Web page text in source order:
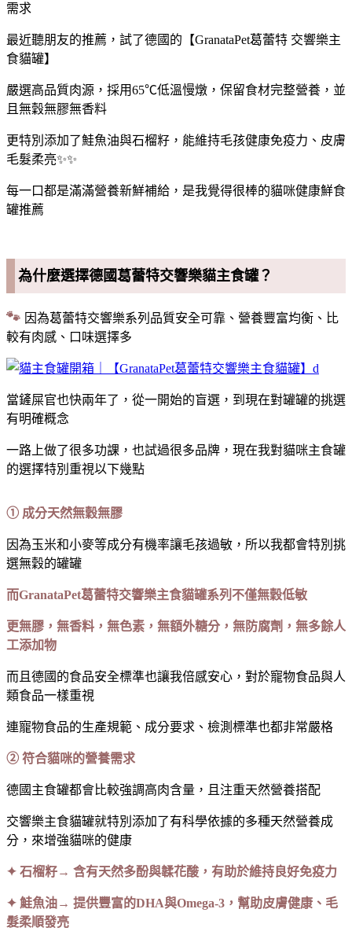
需求
最近聽朋友的推薦，試了德國的【GranataPet葛蕾特 交響樂主
食貓罐】
嚴選高品質肉源，採用65℃低溫慢燉，保留食材完整營養，並
且無穀無膠無香料
更特別添加了鮭魚油與石榴籽，能維持毛孩健康免疫力、皮膚
毛髮柔亮✨✨
每一口都是滿滿營養新鮮補給，是我覺得很棒的貓咪健康鮮食
罐推薦
為什麼選擇德國葛蕾特交響樂貓主食罐？
🐾 因為葛蕾特交響樂系列品質安全可靠、營養豐富均衡、比
較有肉感、口味選擇多
當鏟屎官也快兩年了，從一開始的盲選，到現在對罐罐的挑選
有明確概念
一路上做了很多功課，也試過很多品牌，現在我對貓咪主食罐
的選擇特別重視以下幾點
① 成分天然無穀無膠
因為玉米和小麥等成分有機率讓毛孩過敏，所以我都會特別挑
選無穀的罐罐
而GranataPet葛蕾特交響樂主食貓罐系列不僅無穀低敏
更無膠，無香料，無色素，無額外糖分，無防腐劑，無多餘人
工添加物
而且德國的食品安全標準也讓我倍感安心，對於寵物食品與人
類食品一樣重視
連寵物食品的生產規範、成分要求、檢測標準也都非常嚴格
② 符合貓咪的營養需求
德國主食罐都會比較強調高肉含量，且注重天然營養搭配
交響樂主食貓罐就特別添加了有科學依據的多種天然營養成
分，來增強貓咪的健康
✦ 石榴籽→ 含有天然多酚與韖花酸，有助於維持良好免疫力
✦ 鮭魚油→ 提供豐富的DHA與Omega-3，幫助皮膚健康、毛
髮柔順發亮